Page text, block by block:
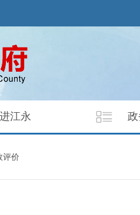
江永
评价